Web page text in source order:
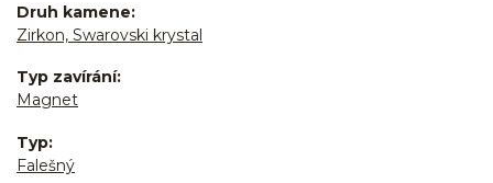
Druh kamene
Zirkon, Swarovski krystal
Typ zavírání
Magnet
Typ
Falešný